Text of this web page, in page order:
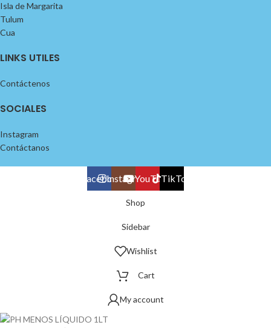
Isla de Margarita
Tulum
Cua
LINKS UTILES
Contáctenos
SOCIALES
Instagram
Contáctanos
FacebookInstagramYouTubeTikTok
Shop
Sidebar
Wishlist
Cart
My account